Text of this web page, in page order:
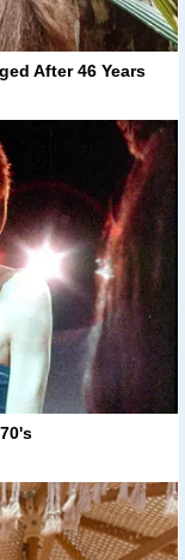
After 46 Years